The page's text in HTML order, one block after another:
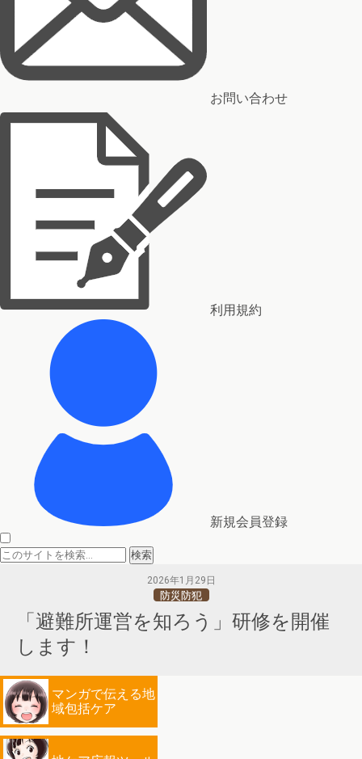
お問い合わせ
利用規約
新規会員登録
2026年1月29日
防災防犯
「避難所運営を知ろう」研修を開催
します！
マンガで伝える地
域包括ケア